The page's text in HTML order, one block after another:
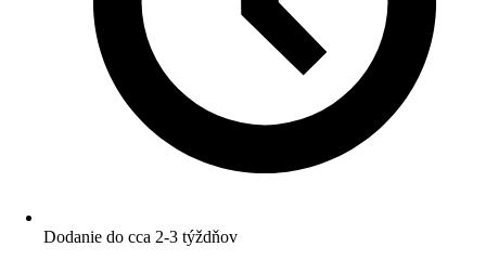
Dodanie do cca 2-3 týždňov